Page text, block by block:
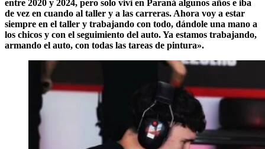
entre 2020 y 2024, pero solo viví en Paraná algunos años e iba
de vez en cuando al taller y a las carreras. Ahora voy a estar
siempre en el taller y trabajando con todo, dándole una mano a
los chicos y con el seguimiento del auto. Ya estamos trabajando,
armando el auto, con todas las tareas de pintura».